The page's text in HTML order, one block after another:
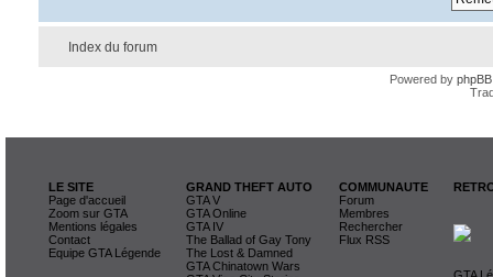
Index du forum
Powered by phpBB
LE SITE
Page d'accueil
Zoom sur GTA
Mentions légales
Contact
Equipe GTA Légende
GRAND THEFT AUTO
GTA V
GTA Online
GTA IV
The Ballad of Gay Tony
The Lost & Damned
GTA Chinatown Wars
COMMUNAUTE
Forum
Membres
Rechercher
Flux RSS